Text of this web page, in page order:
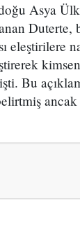
Asya
Duterte,
eleştirilere
Bu